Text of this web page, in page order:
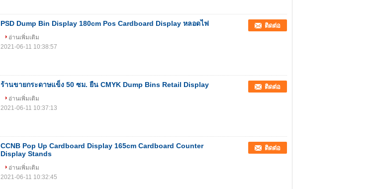
PSD Dump Bin Display 180cm Pos Cardboard Display หลอดไฟ ติดต่อ
อ่านเพิ่มเติม
2021-06-11 10:38:57
ร้านขายกระดาษแข็ง 50 ซม. ยืน CMYK Dump Bins Retail Display ติดต่อ
อ่านเพิ่มเติม
2021-06-11 10:37:13
CCNB Pop Up Cardboard Display 165cm Cardboard Counter
Display Stands
ติดต่อ
อ่านเพิ่มเติม
2021-06-11 10:32:45